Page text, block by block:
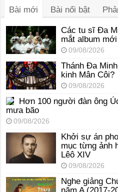
Bài mới
Bài nổi bật
Các tu sĩ Đa
mắt album
09/08/2026
Thánh Đa
kinh Mân Côi?
09/08/2026
Hơn 100 người đàn ông
mưa bão
09/08/2026
Khởi sự án
mục từng ảnh
Lêô XIV
09/08/2026
Nghe giảng
năm A (2017-